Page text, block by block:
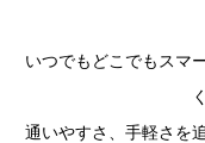
いつでもどこでもスマ
通いやすさ、手軽さを